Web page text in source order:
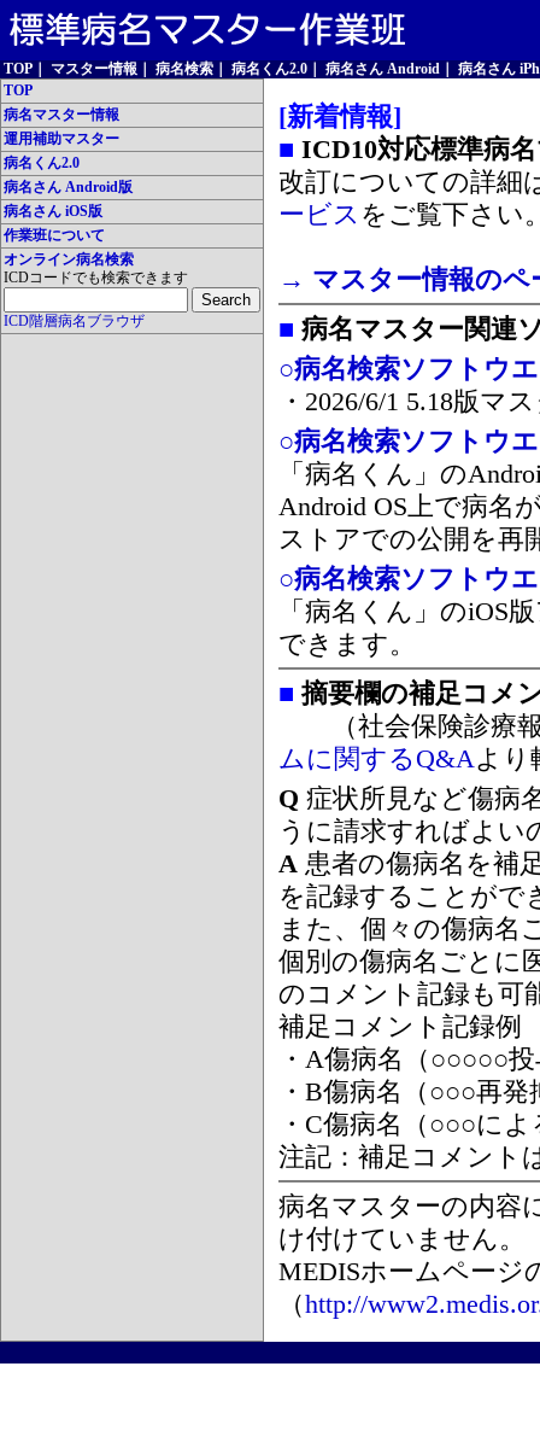
TOP マスター情報 病名検索 病名くん2.0 病名さん Android
病名さん
TOP
病名マスター情報
運用補助マスター
病名くん2.0
病名さん Android版
病名さん iOS版
作業班について
オンライン病名検索
ICDコードでも検索できます
ICD階層病名ブラウザ
[新着情報]
■ ICD10対応標準病
改訂についての詳細
ービス をご覧下さい
→ マスター情報のペ
■ 病名マスター関連
○病名検索ソフトウ
・2026/6/1 5.18版マ
○病名検索ソフトウ
「病名くん」の
Android OS上で病名
ストアでの公開を再
○病名検索ソフトウ
「病名くん」のiOS
できます。
■ 摘要欄の補足コメ
（社会保険診療報
ムに関するQ&Aより
Q 症状所見など傷病
うに請求すればよい
A 患者の傷病名を補
を記録することがで
また、個々の傷病名
個別の傷病名ごとに
のコメント記録も可
補足コメント記録例
・A傷病名（○○○○○
・B傷病名（○○○再
・C傷病名（○○○に
注記：補足コメント
病名マスターの内容
け付けていません。
MEDISホームページ
（http://